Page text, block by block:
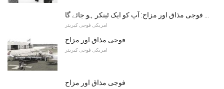
امریکی فوجی کیریئر
فوجی مذاق اور مزاح
امریکی فوجی کیریئر
فوجی مذاق اور مزاح